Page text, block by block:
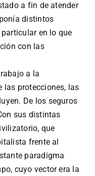
a fin de atender
distintos
en lo que
con las
a la
las protecciones, las
De los seguros
sus distintas
que
frente al
paradigma
cuyo vector era la